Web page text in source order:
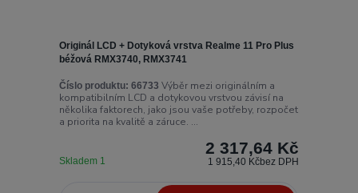
Originál LCD + Dotyková vrstva Realme 11 Pro Plus
béžová RMX3740, RMX3741
Číslo produktu: 66733 Výběr mezi originálním a
kompatibilním LCD a dotykovou vrstvou závisí na
několika faktorech, jako jsou vaše potřeby, rozpočet
a priorita na kvalitě a záruce. ...
2 317,64 Kč
1 915,40 Kčbez DPH
Skladem 1